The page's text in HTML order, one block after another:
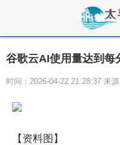
谷歌云AI使用量达到每
时间：2026-04-22 21:28:37 来
【资料图】